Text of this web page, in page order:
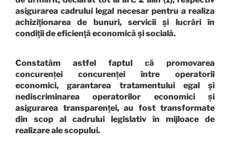
asigurarea cadrului legal necesar pentru a realiza
achiziţionarea de bunuri, servicii şi lucrări în
condiţii de eficienţă economică şi socială.
Constatăm astfel faptul că promovarea
concurenței concurenței între operatorii
economici, garantarea tratamentului egal şi
nediscriminarea operatorilor economici și
asigurarea transparenţei, au fost transformate
din scop al cadrului legislativ în mijloace de
realizare ale scopului.